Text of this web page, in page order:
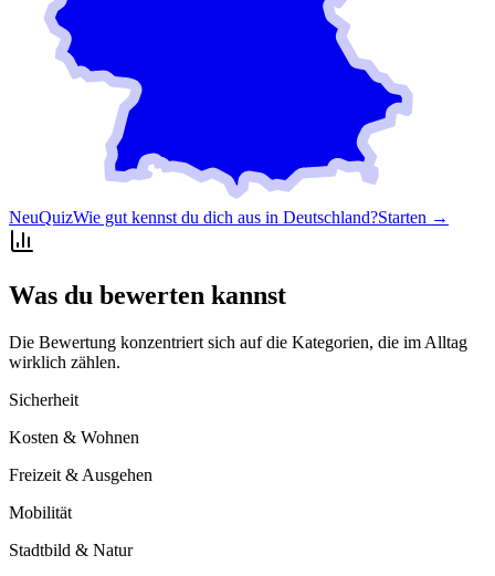
NeuQuizWie gut kennst du dich aus in Deutschland?Starten →
Was du bewerten kannst
Die Bewertung konzentriert sich auf die Kategorien, die im Alltag
wirklich zählen.
Sicherheit
Kosten & Wohnen
Freizeit & Ausgehen
Mobilität
Stadtbild & Natur